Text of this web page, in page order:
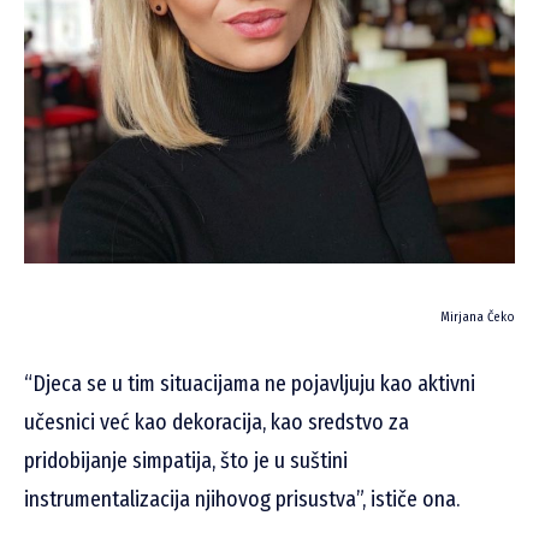
Mirjana Čeko
“Djeca se u tim situacijama ne pojavljuju kao aktivni
učesnici već kao dekoracija, kao sredstvo za
pridobijanje simpatija, što je u suštini
instrumentalizacija njihovog prisustva”, ističe ona.